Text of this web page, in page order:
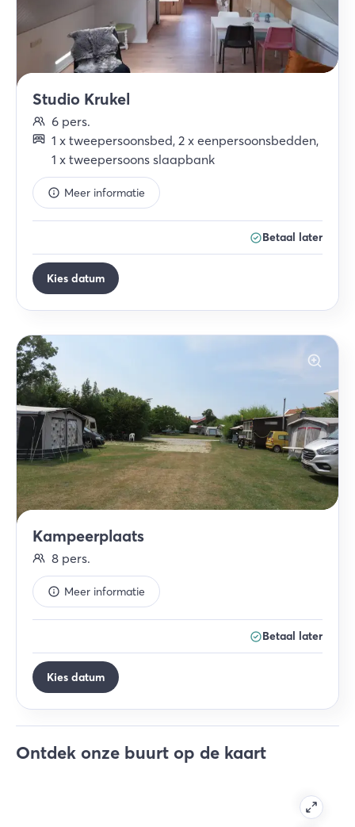
Studio Krukel
6 pers.
1 x tweepersoonsbed, 2 x eenpersoonsbedden,
1 x tweepersoons slaapbank
Meer informatie
Betaal later
Kies datum
Kampeerplaats
8 pers.
Meer informatie
Betaal later
Kies datum
Ontdek onze buurt op de kaart